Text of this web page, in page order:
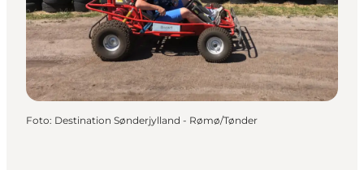
Planlæg din ferie
Booking
Foto: Destination Sønderjylland - Rømø/Tønder